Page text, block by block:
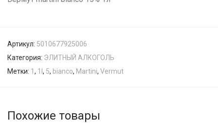
Артикул: 5010677925006
Категория: ЭЛИТНЫЙ АЛКОГОЛЬ
Метки: 1 , 1l , 5, bianco, Martini, Vermut
Похожие товары